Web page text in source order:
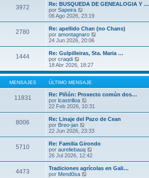
3972
Re: BUSQUEDA DE GENEALOGIA Y …
por Sapeira
e
r
ú
l
t
o
m
e
n
s
a
e
06 Ago 2026, 23:19
2780
Re: apellido Chan (no Chans)
por amontagnaro
r
ú
m
m
e
e
24 Jun 2026, 20:06
1444
Re: Gulpilleiras, Sta. Maria …
por craqdi
e
r
ú
l
t
i
m
o
m
e
n
s
j
e
18 Abr 2026, 18:27
MENSAJES ÚLTIMO MENSAJE
11831
Re: Piñón: Proxecto común dos…
por lcastrilloa
e
r
ú
t
o
m
e
n
s
22 Feb 2026, 10:31
8006
Re: Linaje del Pazo de Cean
por Breo-jan
e
r
ú
l
t
m
o
22 Jun 2026, 23:33
5710
Re: Familia Girondo
por aureliebauq
r
ú
26 Jul 2026, 12:42
4473
Tradiciones agrícolas en Gali…
por Mend0sa